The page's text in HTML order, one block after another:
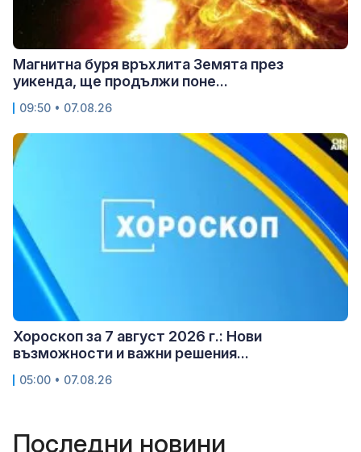
Магнитна буря връхлита Земята през
уикенда, ще продължи поне...
09:50 • 07.08.26
Хороскоп за 7 август 2026 г.: Нови
възможности и важни решения...
05:00 • 07.08.26
Последни новини